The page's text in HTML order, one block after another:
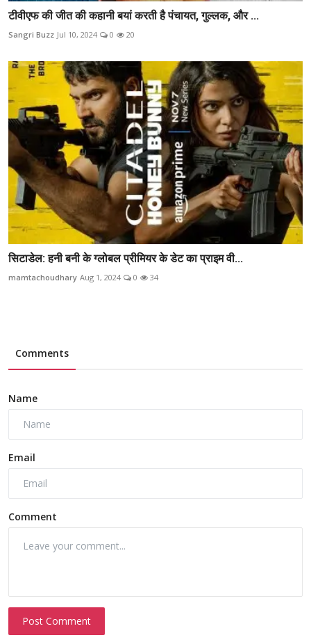
टीवीएफ की जीत की कहानी बयां करती है पंचायत, गुल्लक, और ...
Sangri Buzz Jul 10, 2024 0 20
सिटाडेल: हनी बनी के ग्लोबल प्रीमियर के डेट का प्राइम वी...
mamtachoudhary Aug 1, 2024 0 34
Comments
Name
Email
Comment
Post Comment